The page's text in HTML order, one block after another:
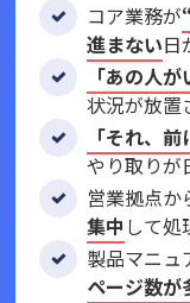
コア業務が
進まない日
「あの人
状況が放置
「それ、
やり取りが
営業拠点か
集中 して処
製品マニュ
ページ数が